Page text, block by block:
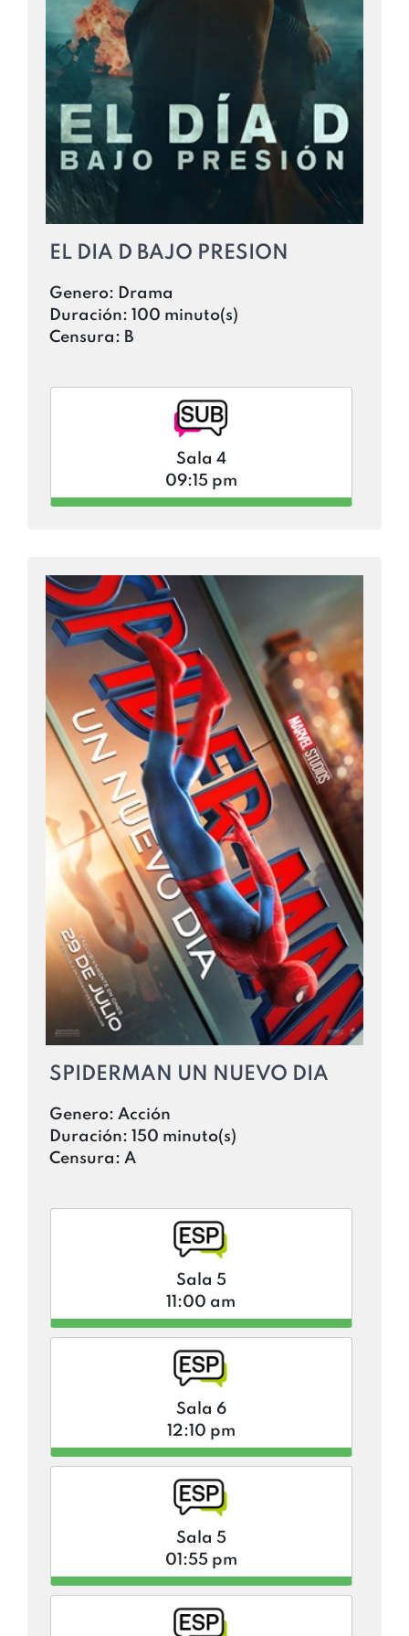
EL DIA D BAJO PRESION
Genero: Drama
Duración:
100 minuto(s)
Censura: B
Sala 4
09:15 pm
SPIDERMAN UN NUEVO DIA
Genero: Acción
Duración: 150 minuto(s)
Censura: A
Sala 5
11:00 am
Sala 6
12:10 pm
Sala 5
01:55 pm